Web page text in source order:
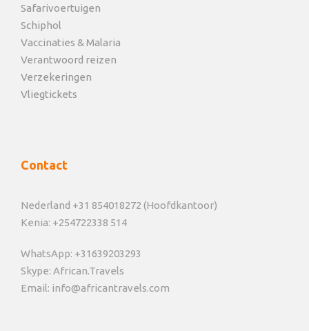
Safarivoertuigen
Schiphol
Vaccinaties & Malaria
Verantwoord reizen
Verzekeringen
Vliegtickets
Contact
Nederland +31 854018272 (Hoofdkantoor)
Kenia: +254722338 514
WhatsApp: +31639203293
Skype: African.Travels
Email: info@africantravels.com